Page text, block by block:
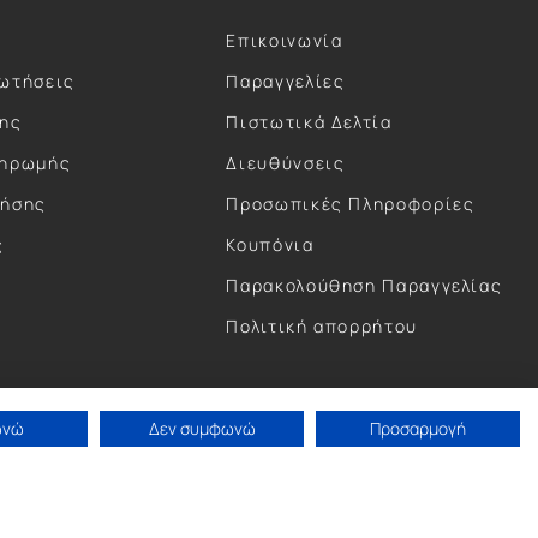
Επικοινωνία
Παραγγελίες
Πιστωτικά Δελτία
Διευθύνσεις
Προσωπικές Πληροφορίες
Κουπόνια
Παρακολούθηση Παραγγελίας
Πολιτική απορρήτου
Δεν συμφωνώ Προσαρμογή